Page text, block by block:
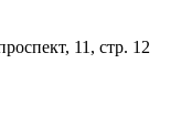
11, стр. 12